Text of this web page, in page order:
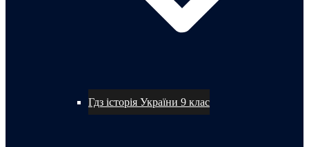
Гдз історія України 9 клас